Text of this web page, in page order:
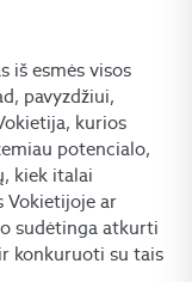
iš esmės visos
pavyzdžiui,
kurios
potencialo,
kiek italai
Vokietijoje ar
sudėtinga atkurti
konkuruoti su tais